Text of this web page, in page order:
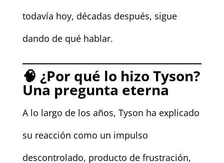
todavía hoy, décadas después, sigue
dando de qué hablar.
🧠 ¿Por qué lo hizo Tyson?
Una pregunta eterna
A lo largo de los años, Tyson ha explicado
su reacción como un impulso
descontrolado, producto de frustración,